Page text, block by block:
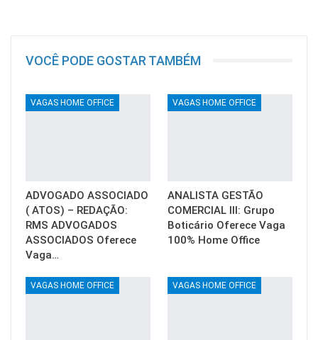
VOCÊ PODE GOSTAR TAMBÉM
VAGAS HOME OFFICE
ADVOGADO ASSOCIADO
( ATOS) – REDAÇÃO:
RMS ADVOGADOS
ASSOCIADOS Oferece
Vaga…
VAGAS HOME OFFICE
ANALISTA GESTÃO
COMERCIAL III: Grupo
Boticário Oferece Vaga
100% Home Office
VAGAS HOME OFFICE VAGAS HOME OFFICE